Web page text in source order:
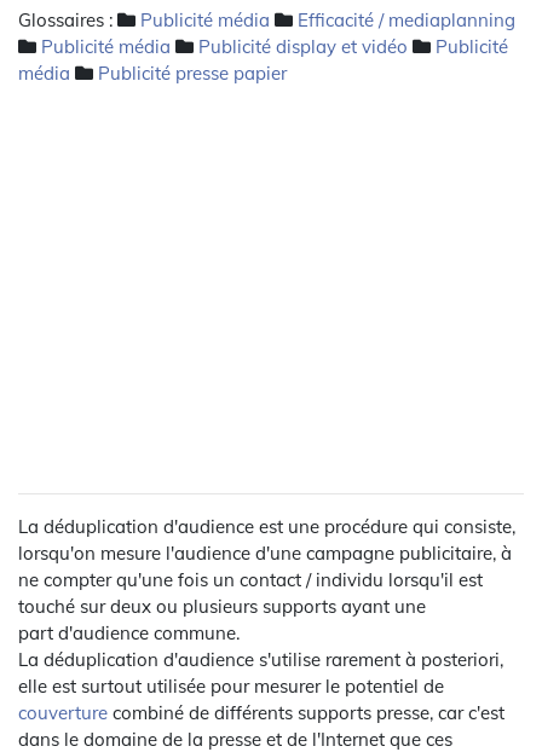
Glossaires : Publicité média
Efficacité / mediaplanning
Publicité média
Publicité display et vidéo
Publicité
média
Publicité presse papier
La déduplication d'audience est une procédure qui consiste,
lorsqu'on mesure l'audience d'une campagne publicitaire, à
ne compter qu'une fois un contact / individu lorsqu'il est
touché sur deux ou plusieurs supports ayant une
part d'audience commune.
La déduplication d'audience s'utilise rarement à posteriori,
elle est surtout utilisée pour mesurer le potentiel de
couverture combiné de différents supports presse, car c'est
dans le domaine de la presse et de l'Internet que ces